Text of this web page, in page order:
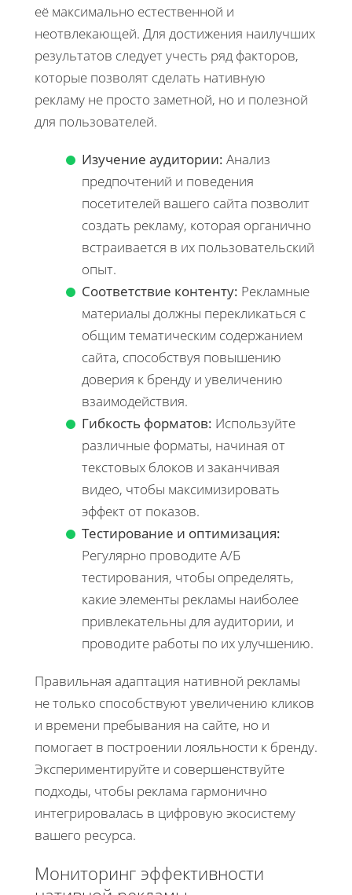
её максимально естественной и
неотвлекающей. Для достижения наилучших
результатов следует учесть ряд факторов,
которые позволят сделать нативную
рекламу не просто заметной, но и полезной
для пользователей.
Изучение аудитории: Анализ
предпочтений и поведения
посетителей вашего сайта позволит
создать рекламу, которая органично
встраивается в их пользовательский
опыт.
Соответствие контенту: Рекламные
материалы должны перекликаться с
общим тематическим содержанием
сайта, способствуя повышению
доверия к бренду и увеличению
взаимодействия.
Гибкость форматов: Используйте
различные форматы, начиная от
текстовых блоков и заканчивая
видео, чтобы максимизировать
эффект от показов.
Тестирование и оптимизация:
Регулярно проводите А/Б
тестирования, чтобы определять,
какие элементы рекламы наиболее
привлекательны для аудитории, и
проводите работы по их улучшению.
Правильная адаптация нативной рекламы
не только способствуют увеличению кликов
и времени пребывания на сайте, но и
помогает в построении лояльности к бренду.
Экспериментируйте и совершенствуйте
подходы, чтобы реклама гармонично
интегрировалась в цифровую экосистему
вашего ресурса.
Мониторинг эффективности